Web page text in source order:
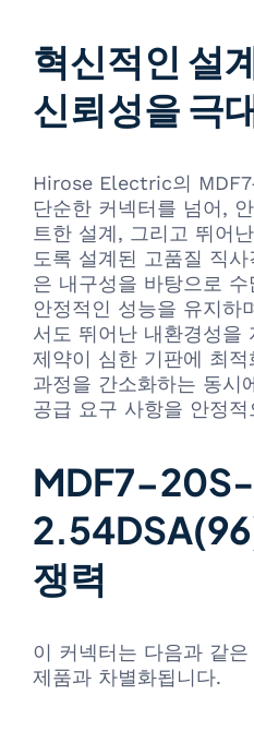
혁신적인 설
신뢰성을 극
Hirose Electric의
단순한 커넥터를 넘어,
트한 설계, 그리고 뛰어
도록 설계된 고품질 직
은 내구성을 바탕으로
안정적인 성능을 유지하
서도 뛰어난 내환경성을
제약이 심한 기판에 최
과정을 간소화하는 동시
공급 요구 사항을 안정
MDF7-20S-
쟁력
이 커넥터는 다음과 같
제품과 차별화됩니다.